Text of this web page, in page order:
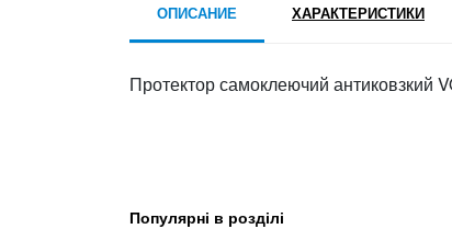
ОПИСАНИЕ ХАРАКТЕРИСТИКИ
Протектор самоклеючий антиковзкий
Популярні в розділі